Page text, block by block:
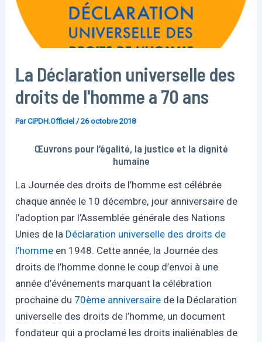
La Déclaration universelle des
droits de l'homme a 70 ans
ParCIPDH.Officiel/26 octobre 2018
Œuvrons pour l’égalité, la justice et la dignité
humaine
La Journée des droits de l’homme est célébrée
chaque année le 10 décembre, jour anniversaire de
l’adoption par l’Assemblée générale des Nations
Unies de la Déclaration universelle des droits de
l’homme en 1948. Cette année, la Journée des
droits de l’homme donne le coup d’envoi à une
année d’événements marquant la célébration
prochaine du 70ème anniversaire de la Déclaration
universelle des droits de l’homme, un document
fondateur qui a proclamé les droits inaliénables de